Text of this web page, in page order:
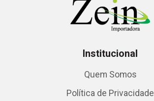
Institucional
Quem Somos
Política de Privacidade